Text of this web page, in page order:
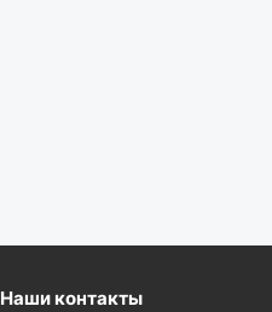
Наши контакты